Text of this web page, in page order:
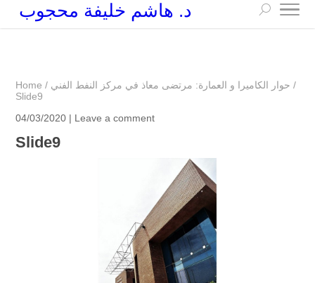
د. هاشم خليفة محجوب
Home / حوار الكاميرا و العمارة: مرتضى معاذ في مركز النفط الفني /
Slide9
04/03/2020 | Leave a comment
Slide9